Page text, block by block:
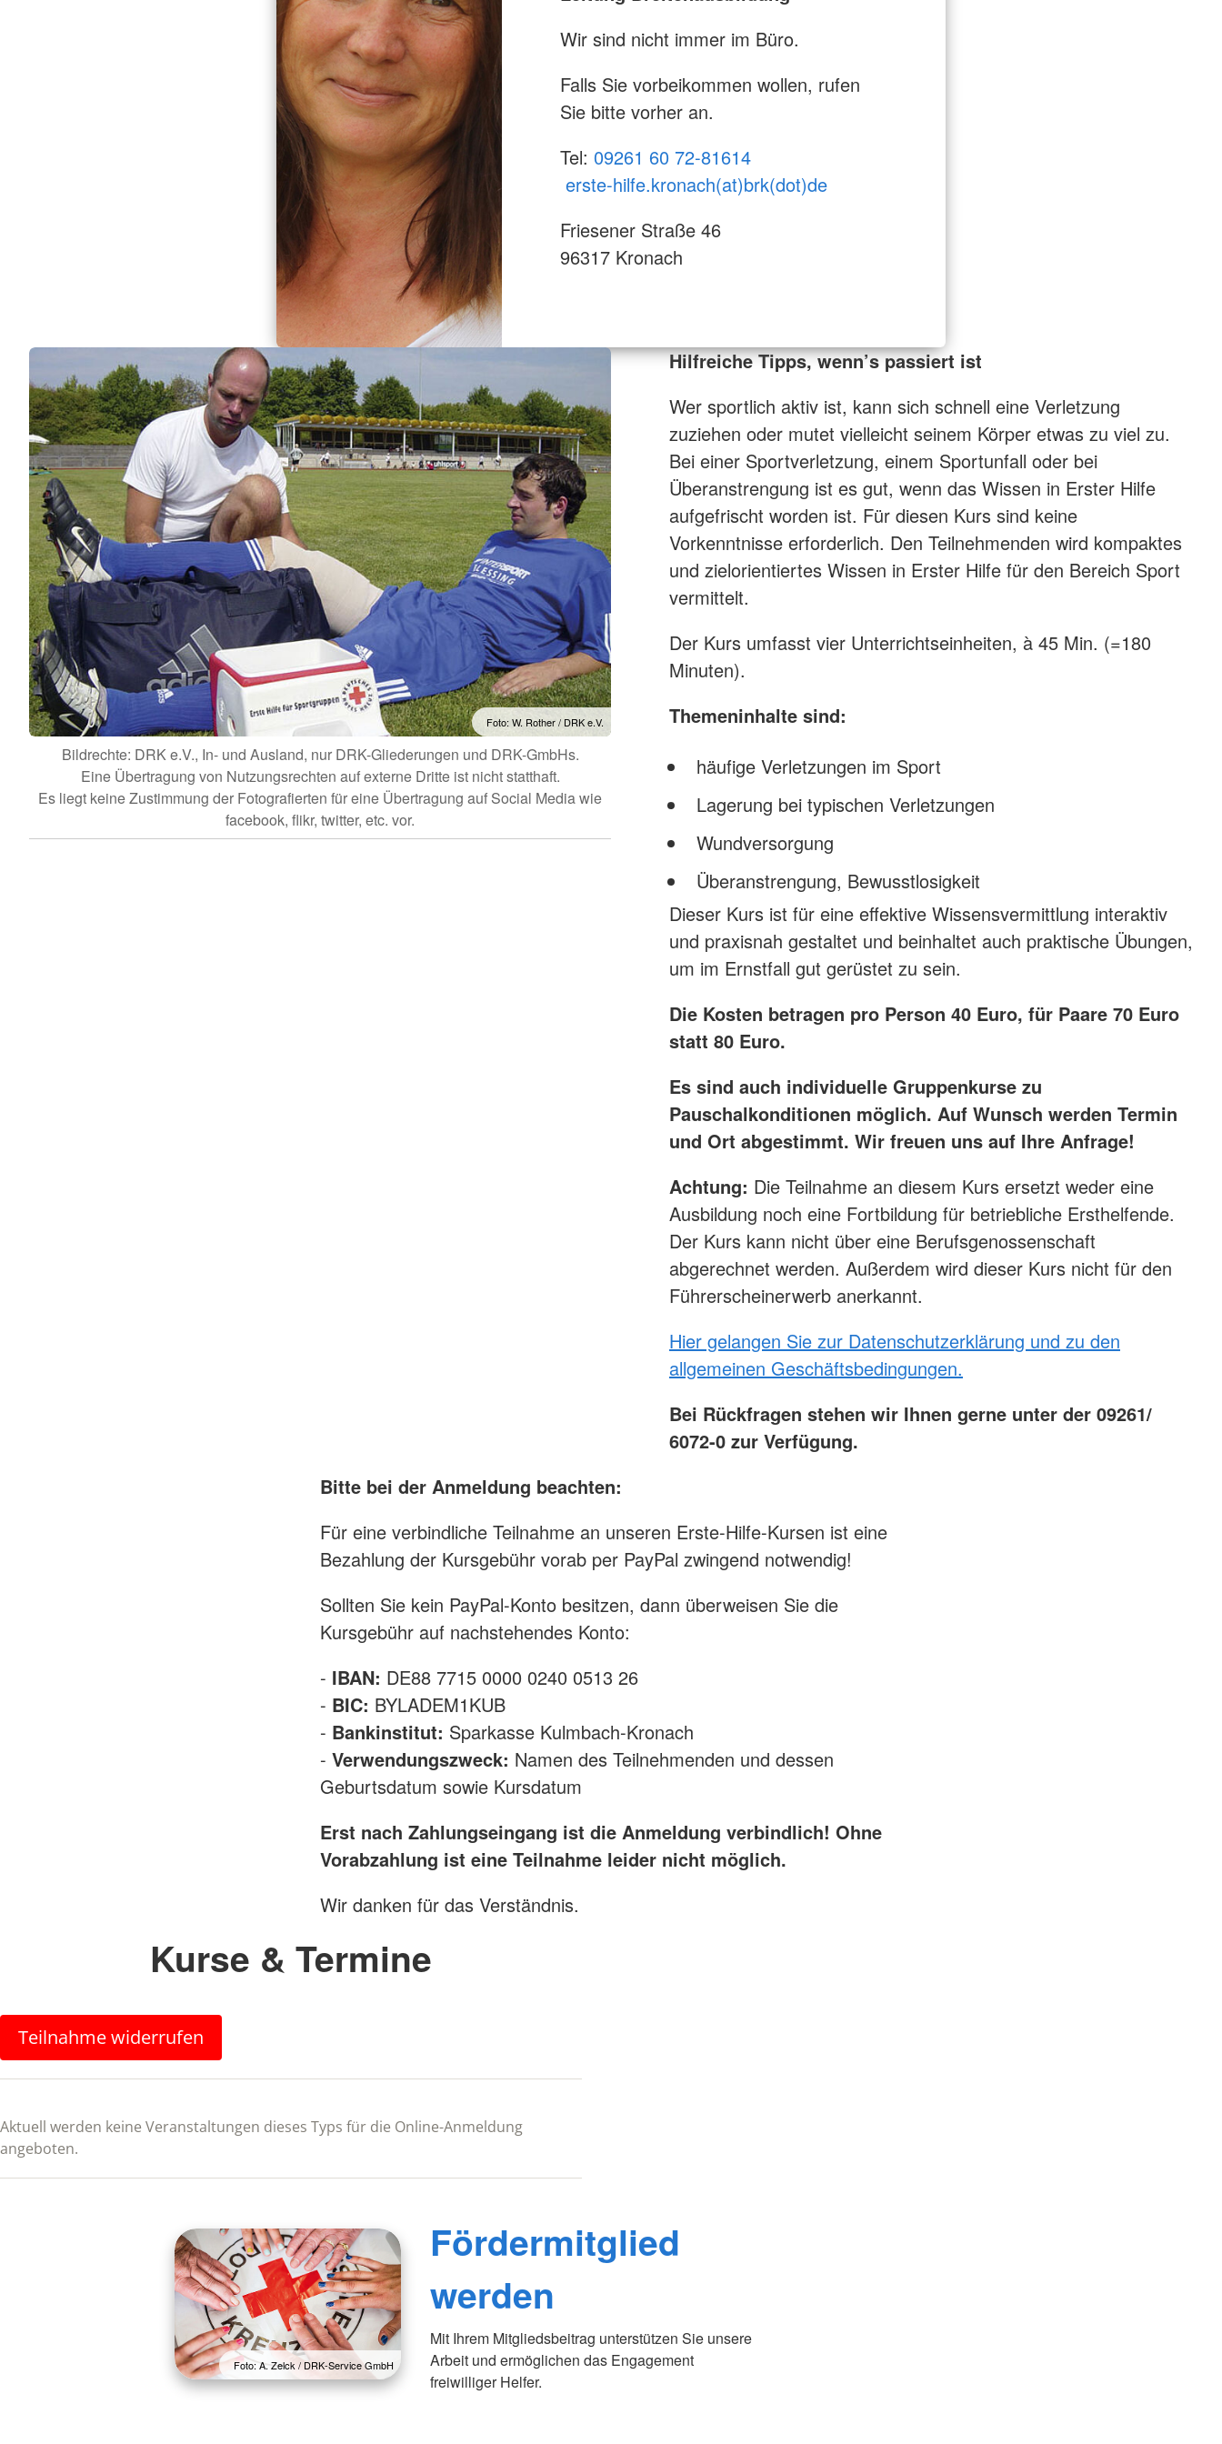
Wir sind nicht immer im Büro.
Falls Sie vorbeikommen wollen, rufen
Sie bitte vorher an.
Tel: 09261 60 72-81614
erste-hilfe.kronach(at)brk(dot)de
Friesener Straße 46
96317 Kronach
Foto: W. Rother / DRK e.V.
Bildrechte: DRK e.V., In- und Ausland, nur DRK-Gliederungen und DRK-GmbHs.
Eine Übertragung von Nutzungsrechten auf externe Dritte ist nicht statthaft.
Es liegt keine Zustimmung der Fotografierten für eine Übertragung auf Social Media wie
facebook, flikr, twitter, etc. vor.
Hilfreiche Tipps, wenn’s passiert ist
Wer sportlich aktiv ist, kann sich schnell eine Verletzung
zuziehen oder mutet vielleicht seinem Körper etwas zu viel zu.
Bei einer Sportverletzung, einem Sportunfall oder bei
Überanstrengung ist es gut, wenn das Wissen in Erster Hilfe
aufgefrischt worden ist. Für diesen Kurs sind keine
Vorkenntnisse erforderlich. Den Teilnehmenden wird kompaktes
und zielorientiertes Wissen in Erster Hilfe für den Bereich Sport
vermittelt.
Der Kurs umfasst vier Unterrichtseinheiten, à 45 Min. (=180
Minuten).
Themeninhalte sind:
häufige Verletzungen im Sport
Lagerung bei typischen Verletzungen
Wundversorgung
Überanstrengung, Bewusstlosigkeit
Dieser Kurs ist für eine effektive Wissensvermittlung interaktiv
und praxisnah gestaltet und beinhaltet auch praktische Übungen,
um im Ernstfall gut gerüstet zu sein.
Die Kosten betragen pro Person 40 Euro, für Paare 70 Euro
statt 80 Euro.
Es sind auch individuelle Gruppenkurse zu
Pauschalkonditionen möglich. Auf Wunsch werden Termin
und Ort abgestimmt. Wir freuen uns auf Ihre Anfrage!
Achtung: Die Teilnahme an diesem Kurs ersetzt weder eine
Ausbildung noch eine Fortbildung für betriebliche Ersthelfende.
Der Kurs kann nicht über eine Berufsgenossenschaft
abgerechnet werden. Außerdem wird dieser Kurs nicht für den
Führerscheinerwerb anerkannt.
Hier gelangen Sie zur Datenschutzerklärung und zu den
allgemeinen Geschäftsbedingungen.
Bei Rückfragen stehen wir Ihnen gerne unter der 09261/
6072-0 zur Verfügung.
Bitte bei der Anmeldung beachten:
Für eine verbindliche Teilnahme an unseren Erste-Hilfe-Kursen ist eine
Bezahlung der Kursgebühr vorab per PayPal zwingend notwendig!
Sollten Sie kein PayPal-Konto besitzen, dann überweisen Sie die
Kursgebühr auf nachstehendes Konto:
- IBAN: DE88 7715 0000 0240 0513 26
- BIC: BYLADEM1KUB
- Bankinstitut: Sparkasse Kulmbach-Kronach
- Verwendungszweck: Namen des Teilnehmenden und dessen
Geburtsdatum sowie Kursdatum
Erst nach Zahlungseingang ist die Anmeldung verbindlich! Ohne
Vorabzahlung ist eine Teilnahme leider nicht möglich.
Wir danken für das Verständnis.
Kurse & Termine
Teilnahme widerrufen
Aktuell werden keine Veranstaltungen dieses Typs für die Online-Anmeldung
angeboten.
Foto: A. Zelck / DRK-Service GmbH
Fördermitglied
werden
Mit Ihrem Mitgliedsbeitrag unterstützen Sie unsere
Arbeit und ermöglichen das Engagement
freiwilliger Helfer.